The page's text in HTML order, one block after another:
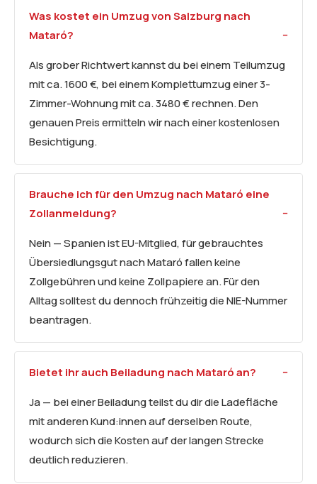
Was kostet ein Umzug von Salzburg nach
Mataró?
Als grober Richtwert kannst du bei einem Teilumzug
mit ca. 1600 €, bei einem Komplettumzug einer 3-
Zimmer-Wohnung mit ca. 3480 € rechnen. Den
genauen Preis ermitteln wir nach einer kostenlosen
Besichtigung.
Brauche ich für den Umzug nach Mataró eine
Zollanmeldung?
Nein — Spanien ist EU-Mitglied, für gebrauchtes
Übersiedlungsgut nach Mataró fallen keine
Zollgebühren und keine Zollpapiere an. Für den
Alltag solltest du dennoch frühzeitig die NIE-Nummer
beantragen.
Bietet ihr auch Beiladung nach Mataró an?
Ja — bei einer Beiladung teilst du dir die Ladefläche
mit anderen Kund:innen auf derselben Route,
wodurch sich die Kosten auf der langen Strecke
deutlich reduzieren.